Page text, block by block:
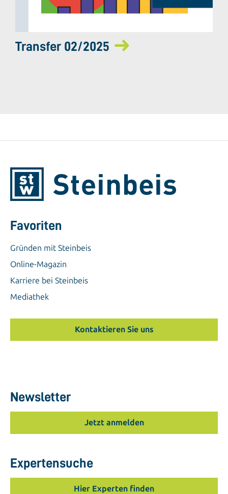
Transfer 02/2025
Favoriten
Gründen mit Steinbeis
Online-Magazin
Karriere bei Steinbeis
Mediathek
Kontaktieren Sie uns
Newsletter
Jetzt anmelden
Expertensuche
Hier Experten finden